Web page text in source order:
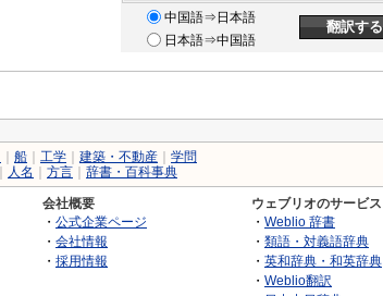
中国語⇒日本語
日本語⇒中国語
船 工学 建築・不動産
学問
人名 方言 辞書・百科事典
会社概要
・ 公式企業ページ
・ 会社情報
・ 採用情報
ウェブリオのサービス
・ Weblio 辞書
・ 類語・対義語辞典
・ 英和辞典・和英辞典
・ Weblio翻訳